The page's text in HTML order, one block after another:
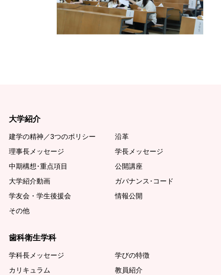
大学紹介
建学の精神／3つのポリシー
沿革
理事長メッセージ
学長メッセージ
中期構想･重点項目
公開講座
大学紹介動画
ガバナンス･コード
学友会・学生後援会
情報公開
その他
歯科衛生学科
学科長メッセージ
学びの特徴
カリキュラム
教員紹介